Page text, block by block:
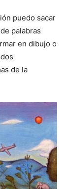
puedo sacar
palabras
en dibujo o
de la